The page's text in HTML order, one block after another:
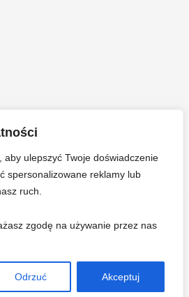
aby ulepszyć Twoje doświadczenie
spersonalizowane reklamy lub
ruch.
zgodę na używanie przez nas
Odrzuć Akceptuj
Wszelkie prawa